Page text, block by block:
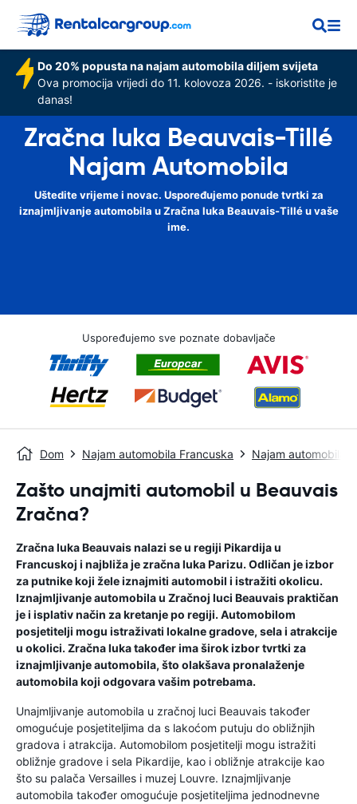
Do 20% popusta na najam automobila diljem svijeta
Ova promocija vrijedi do 11. kolovoza 2026. - iskoristite je
danas!
Zračna luka Beauvais-Tillé
Najam Automobila
Uštedite vrijeme i novac. Uspoređujemo ponude tvrtki za
iznajmljivanje automobila u Zračna luka Beauvais-Tillé u vaše
ime.
Uspoređujemo sve poznate dobavljače
Dom Najam automobila Francuska Najam automobila
Zašto unajmiti automobil u Beauvais
Zračna?
Zračna luka Beauvais nalazi se u regiji Pikardija u
Francuskoj i najbliža je zračna luka Parizu. Odličan je izbor
za putnike koji žele iznajmiti automobil i istražiti okolicu.
Iznajmljivanje automobila u Zračnoj luci Beauvais praktičan
je i isplativ način za kretanje po regiji. Automobilom
posjetitelji mogu istraživati ​​lokalne gradove, sela i atrakcije
u okolici. Zračna luka također ima širok izbor tvrtki za
iznajmljivanje automobila, što olakšava pronalaženje
automobila koji odgovara vašim potrebama.
Unajmljivanje automobila u zračnoj luci Beauvais također
omogućuje posjetiteljima da s lakoćom putuju do obližnjih
gradova i atrakcija. Automobilom posjetitelji mogu istražiti
obližnje gradove i sela Pikardije, kao i obližnje atrakcije kao
što su palača Versailles i muzej Louvre. Iznajmljivanje
automobila također omogućuje posjetiteljima jednodnevne